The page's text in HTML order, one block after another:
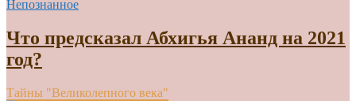
Непознанное
Что предсказал Абхигья Ананд на 2021
год?
Тайны "Великолепного века"